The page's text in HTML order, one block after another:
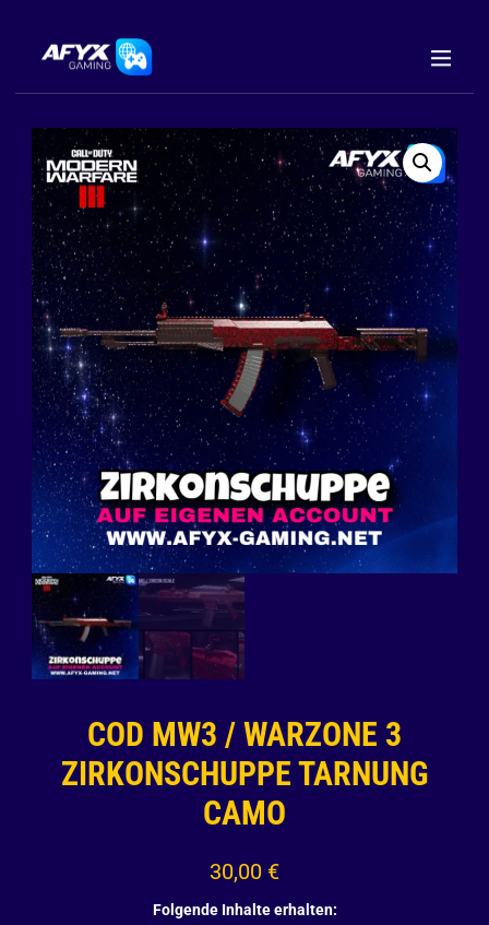
COD MW3 / WARZONE 3
ZIRKONSCHUPPE TARNUNG
CAMO
30,00 €
Folgende Inhalte erhalten: